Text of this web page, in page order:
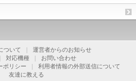
ついて
運営者からのお知らせ
対応機種
お問い合わせ
ポリシー
利用者情報の外部送信について
友達に教える